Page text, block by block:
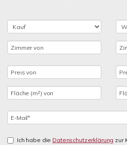
Ich habe die Datenschutzerklärung zur